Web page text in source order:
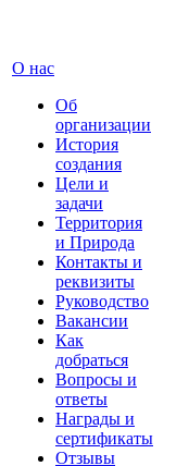
О нас
Об
организации
История
создания
Цели и
задачи
Территория
и Природа
Контакты и
реквизиты
Руководство
Вакансии
Как
добраться
Вопросы и
ответы
Награды и
сертификаты
Отзывы